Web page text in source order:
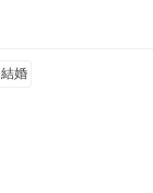
結婚